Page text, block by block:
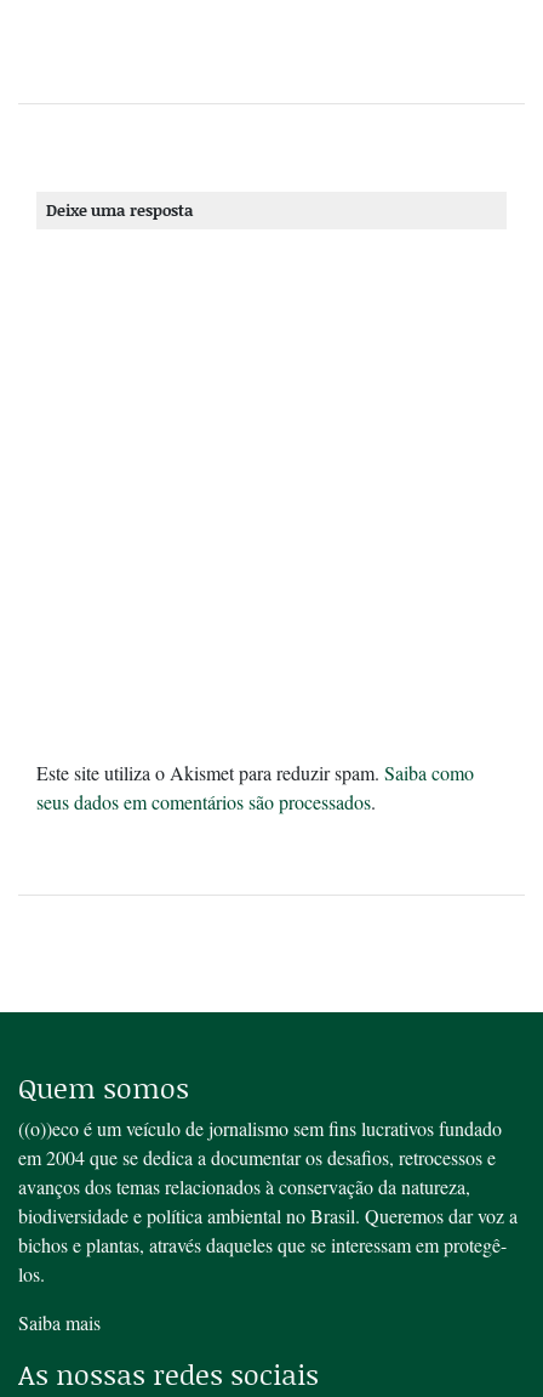
Deixe uma resposta
Este site utiliza o Akismet para reduzir spam. Saiba como
seus dados em comentários são processados.
Quem somos
((o))eco é um veículo de jornalismo sem fins lucrativos fundado
em 2004 que se dedica a documentar os desafios, retrocessos e
avanços dos temas relacionados à conservação da natureza,
biodiversidade e política ambiental no Brasil. Queremos dar voz a
bichos e plantas, através daqueles que se interessam em protegê-
los.
Saiba mais
As nossas redes sociais